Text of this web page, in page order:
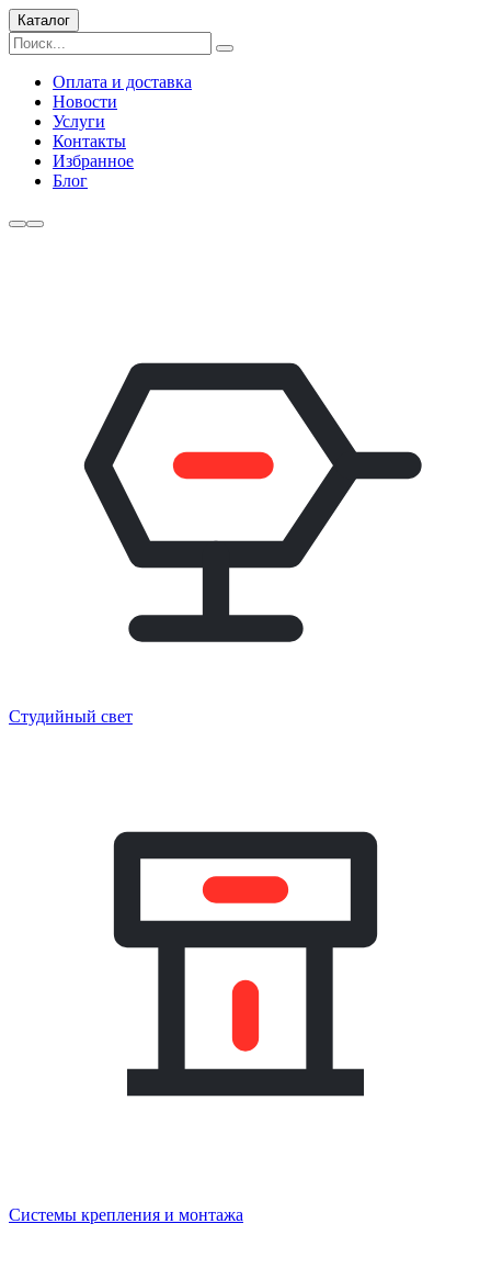
Каталог
Оплата и доставка
Новости
Услуги
Контакты
Избранное
Блог
Студийный свет
Системы крепления и монтажа